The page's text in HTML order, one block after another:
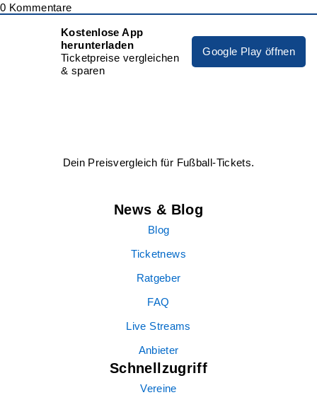
0 Kommentare
Kostenlose App
herunterladen
Ticketpreise vergleichen
& sparen
Google Play öffnen
Dein Preisvergleich für Fußball-Tickets.
News & Blog
Blog
Ticketnews
Ratgeber
FAQ
Live Streams
Anbieter
Schnellzugriff
Vereine